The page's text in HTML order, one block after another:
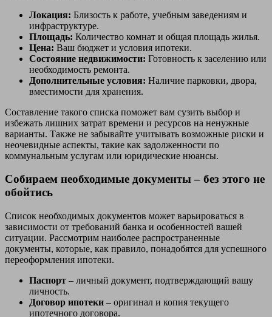
Локация: Близость к работе, учебным заведениям и
инфраструктуре.
Площадь: Количество комнат и общая площадь жилья.
Цена: Ваш бюджет и условия ипотеки.
Состояние недвижимости: Готовность к заселению или
необходимость ремонта.
Дополнительные условия: Наличие парковки, двора,
вместимости для хранения.
Составление такого списка поможет вам сузить выбор и
избежать лишних затрат времени и ресурсов на ненужные
варианты. Также не забывайте учитывать возможные риски и
неочевидные аспекты, такие как задолженности по
коммунальным услугам или юридические нюансы.
Собираем необходимые документы – без этого не
обойтись
Список необходимых документов может варьироваться в
зависимости от требований банка и особенностей вашей
ситуации. Рассмотрим наиболее распространенные
документы, которые, как правило, понадобятся для успешного
переоформления ипотеки.
Паспорт – личный документ, подтверждающий вашу
личность.
Договор ипотеки – оригинал и копия текущего
ипотечного договора.